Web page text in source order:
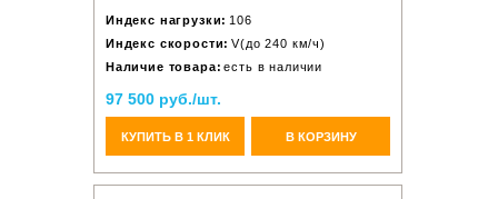
Индекс нагрузки: 106
Индекс скорости: V(до 240 км/ч)
Наличие товара: есть в наличии
97 500 руб./шт.
КУПИТЬ В 1 КЛИК В КОРЗИНУ